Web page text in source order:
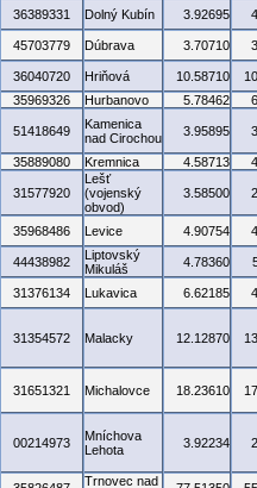
36389331 Dolný Kubín 3.92695
45703779 Dúbrava 3.70710
36040720 Hriňová 10.58710
35969326 Hurbanovo 5.78462
51418649
Kamenica
nad Cirochou
3.95895
35889080 Kremnica 4.58713
31577920
Lešť
(vojenský
obvod)
3.58500
35968486 Levice 4.90754
44438982
Liptovský
Mikuláš
4.78360
31376134 Lukavica 6.62185
31354572 Malacky 12.12870
31651321 Michalovce 18.23610
00214973
Mníchova
Lehota
3.92234
Trnovec nad